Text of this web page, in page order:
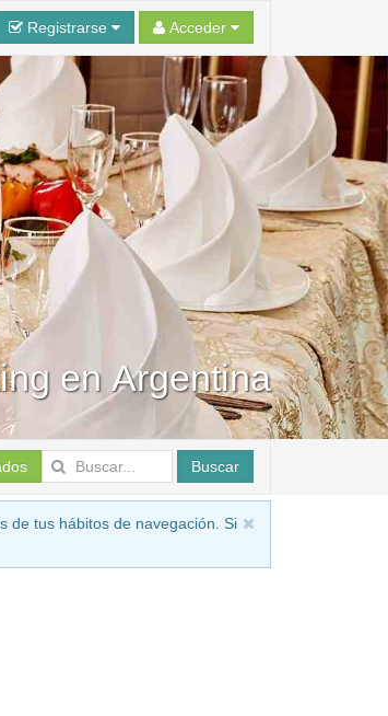
Registrarse Acceder
en Argentina
Buscar
de tus hábitos de navegación. Si